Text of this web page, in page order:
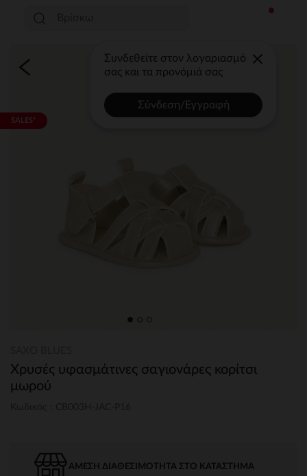
Συνδεθείτε στον λογαριασμό
σας και τα προνόμιά σας
Σύνδεση/Εγγραφή
SALES*
Χρυσές υφασμάτινες σαγιονάρες κορίτσι
μωρού
ΆΜΕΣΗ ΔΙΑΘΕΣΙΜΌΤΗΤΑ ΣΤΟ ΚΑΤΆΣΤΗΜΑ